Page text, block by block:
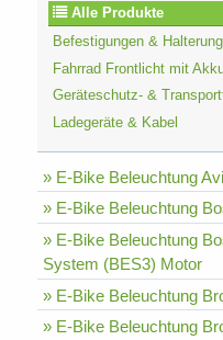
Alle Produkte
Befestigungen &
Fahrrad Frontlicht mit
Geräteschutz- &
Ladegeräte & Kabel
» E-Bike Beleuchtung
» E-Bike Beleuchtung
» E-Bike Beleuchtung
System (BES3) Motor
» E-Bike Beleuchtung
» E-Bike Beleuchtung